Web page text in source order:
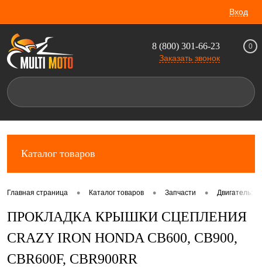
Вход
8 (800) 301-66-23
Заказать звонок
0
Каталог товаров
Главная страница • Каталог товаров • Запчасти • Двигатель:
ПРОКЛАДКА КРЫШКИ СЦЕПЛЕНИЯ
CRAZY IRON HONDA CB600, CB900,
CBR600F, CBR900RR